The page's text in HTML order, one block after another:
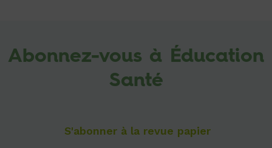
Abonnez-vous à Éducation
Santé
S'abonner à la revue papier